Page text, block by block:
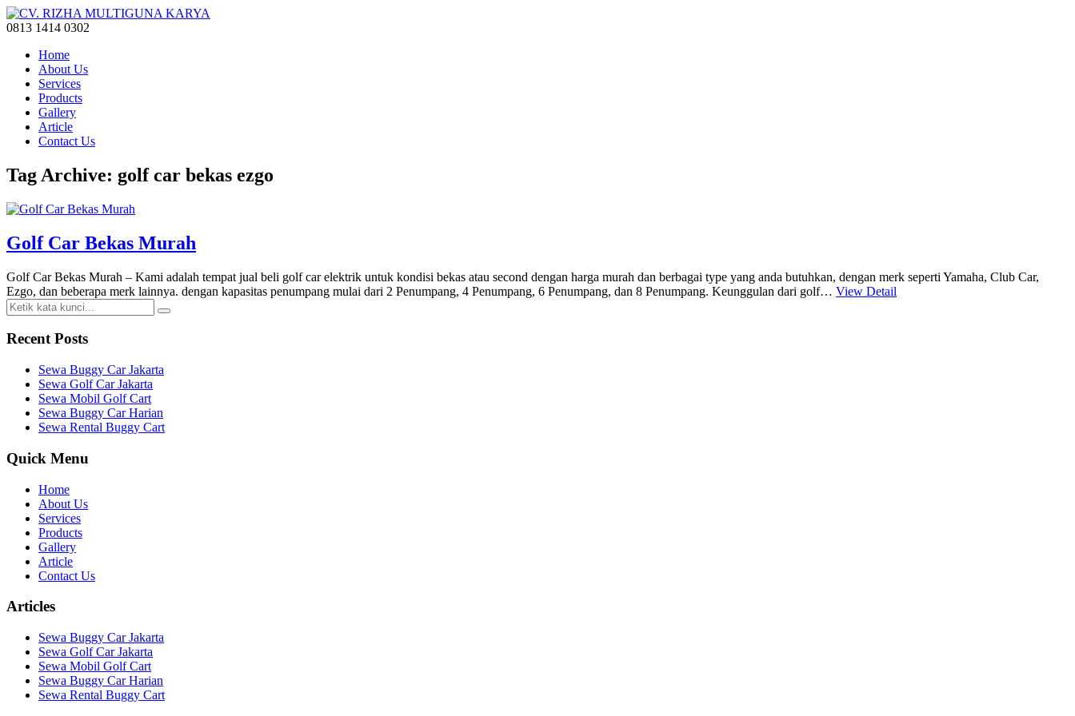
0813 1414 0302
Home
About Us
Services
Products
Gallery
Article
Contact Us
Tag Archive: golf car bekas ezgo
Golf Car Bekas Murah
Golf Car Bekas Murah – Kami adalah tempat jual beli golf car elektrik untuk kondisi bekas atau second dengan harga murah dan berbagai type yang anda butuhkan, dengan merk seperti Yamaha, Club Car,
Ezgo, dan beberapa merk lainnya. dengan kapasitas penumpang mulai dari 2 Penumpang, 4 Penumpang, 6 Penumpang, dan 8 Penumpang. Keunggulan dari golf… View Detail
Recent Posts
Sewa Buggy Car Jakarta
Sewa Golf Car Jakarta
Sewa Mobil Golf Cart
Sewa Buggy Car Harian
Sewa Rental Buggy Cart
Quick Menu
Home
About Us
Services
Products
Gallery
Article
Contact Us
Articles
Sewa Buggy Car Jakarta
Sewa Golf Car Jakarta
Sewa Mobil Golf Cart
Sewa Buggy Car Harian
Sewa Rental Buggy Cart